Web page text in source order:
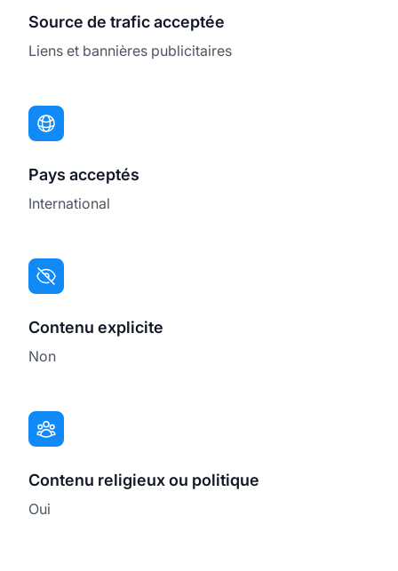
Source de trafic acceptée
Liens et bannières publicitaires
Pays acceptés
International
Contenu explicite
Non
Contenu religieux ou politique
Oui